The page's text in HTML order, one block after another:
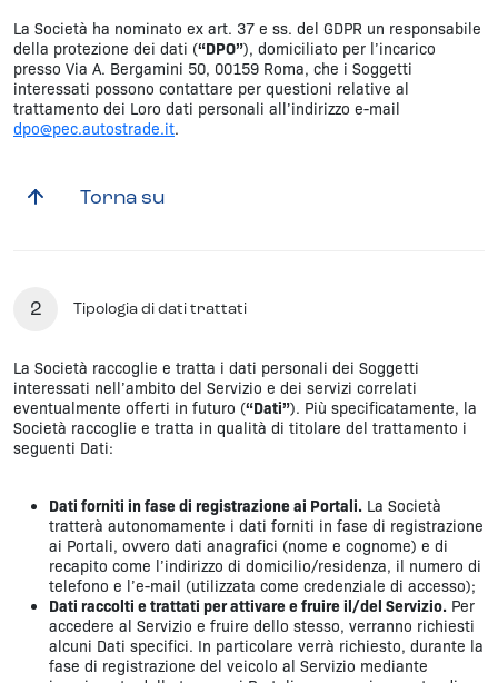
La Società ha nominato ex art. 37 e ss. del GDPR un responsabile
della protezione dei dati (“DPO”), domiciliato per l’incarico
presso Via A. Bergamini 50, 00159 Roma, che i Soggetti
interessati possono contattare per questioni relative al
trattamento dei Loro dati personali all’indirizzo e-mail
dpo@pec.autostrade.it.
Torna su
2 Tipologia di dati trattati
La Società raccoglie e tratta i dati personali dei Soggetti
interessati nell’ambito del Servizio e dei servizi correlati
eventualmente offerti in futuro (“Dati”). Più specificatamente, la
Società raccoglie e tratta in qualità di titolare del trattamento i
seguenti Dati:
Dati forniti in fase di registrazione ai Portali. La Società
tratterà autonomamente i dati forniti in fase di registrazione
ai Portali, ovvero dati anagrafici (nome e cognome) e di
recapito come l’indirizzo di domicilio/residenza, il numero di
telefono e l’e-mail (utilizzata come credenziale di accesso);
Dati raccolti e trattati per attivare e fruire il/del Servizio. Per
accedere al Servizio e fruire dello stesso, verranno richiesti
alcuni Dati specifici. In particolare verrà richiesto, durante la
fase di registrazione del veicolo al Servizio mediante